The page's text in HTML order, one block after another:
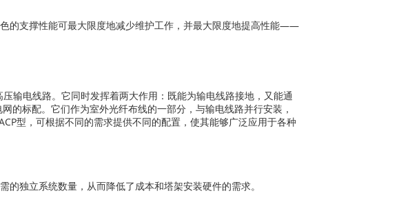
的支撑性能可最大限度地减少维护工作，并最大限度地提高性能——
输电线路。它同时发挥着两大作用：既能为输电线路接地，又能通
的标配。它们作为室外光纤布线的一部分，与输电线路并行安装，
型，可根据不同的需求提供不同的配置，使其能够广泛应用于各种
独立系统数量，从而降低了成本和塔架安装硬件的需求。